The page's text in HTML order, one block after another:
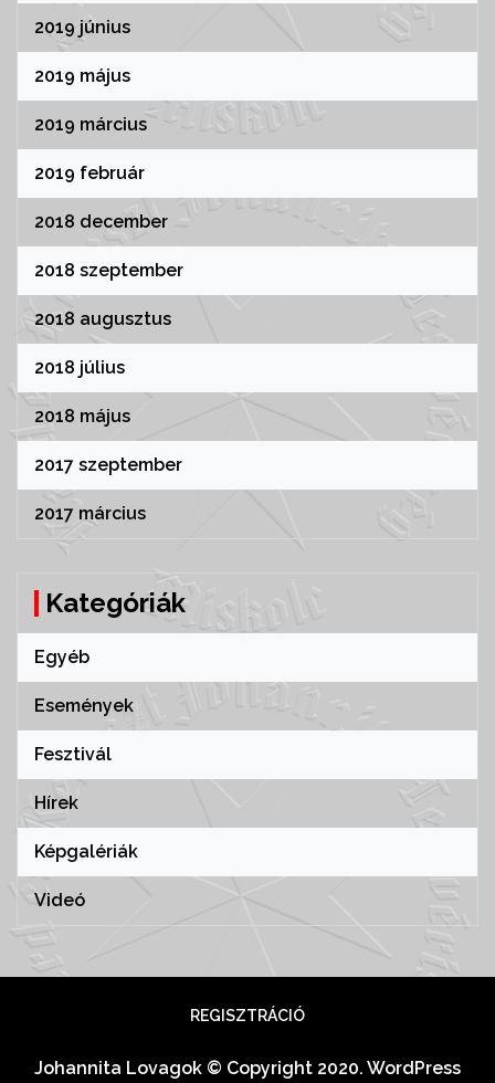
2019 június
2019 május
2019 március
2019 február
2018 december
2018 szeptember
2018 augusztus
2018 július
2018 május
2017 szeptember
2017 március
Kategóriák
Egyéb
Események
Fesztivál
Hírek
Képgalériák
Videó
REGISZTRÁCIÓ
Johannita Lovagok © Copyright 2020. WordPress